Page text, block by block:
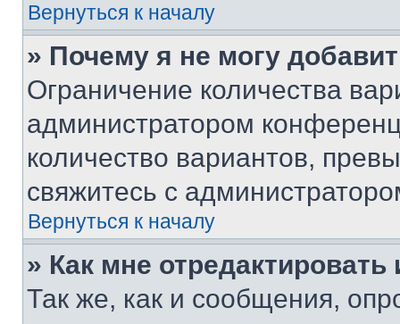
Вернуться к началу
» Почему я не могу
Ограничение количества
администратором
количество вариантов,
свяжитесь с
Вернуться к началу
» Как мне
Так же, как и сообщения,